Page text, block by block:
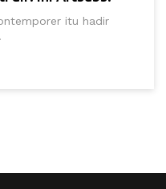
itu hadir